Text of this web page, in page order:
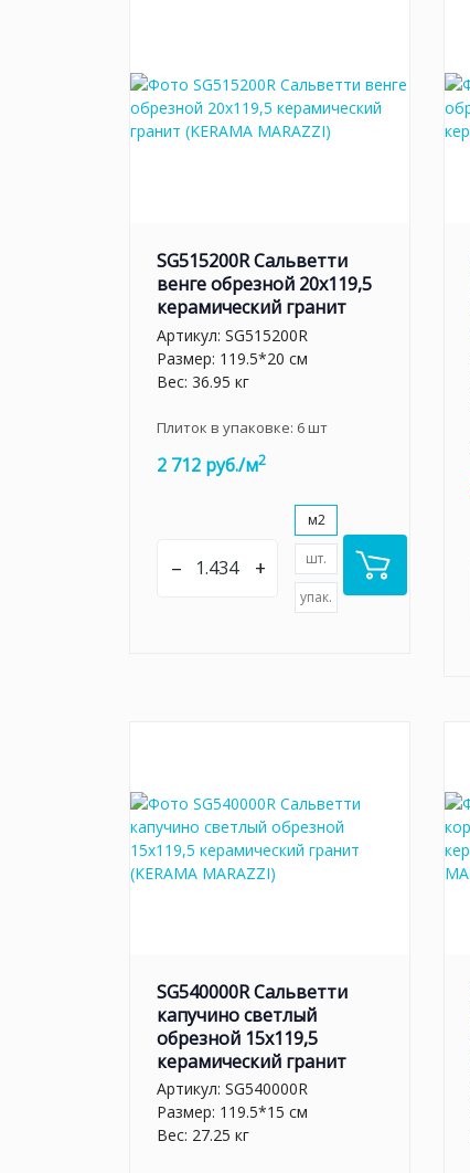
SG515200R Сальветти
венге обрезной 20x119,5
керамический гранит
Артикул: SG515200R
Размер: 119.5*20 см
Вес: 36.95 кг
Плиток в упаковке: 6шт
2 712 руб./м2
– +
м2
шт.
упак.
SG540000R Сальветти
капучино светлый
обрезной 15x119,5
керамический гранит
Артикул: SG540000R
Размер: 119.5*15 см
Вес: 27.25 кг